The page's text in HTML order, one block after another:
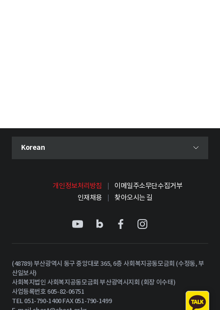
언어 선택 메뉴 열기
현재 선택된 언어
Korean
개인정보처리방침
이메일주소무단수집거부
인재채용
찾아오시는 길
(48789) 부산광역시 동구 중앙대로 365, 6층 사회복지공동모금회 (수정동, 부
산일보사)
사회복지법인 사회복지공동모금회 부산광역시지회 (회장 이수태)
사업등록번호 605-82-06751
TEL 051-790-1400 FAX 051-790-1499